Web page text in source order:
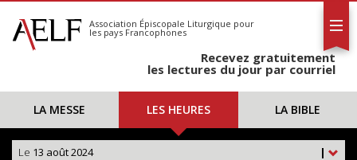
S'abonner
Calendrier
Association Épiscopale Liturgique pour
les pays Francophones
Recevez gratuitement
les lectures du jour par courriel
LA MESSE LES HEURES LA BIBLE
|
Le 13 août 2024